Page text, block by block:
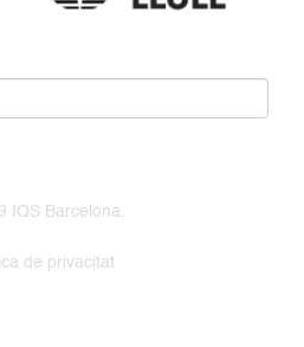
IQS Barcelona.
de privacitat